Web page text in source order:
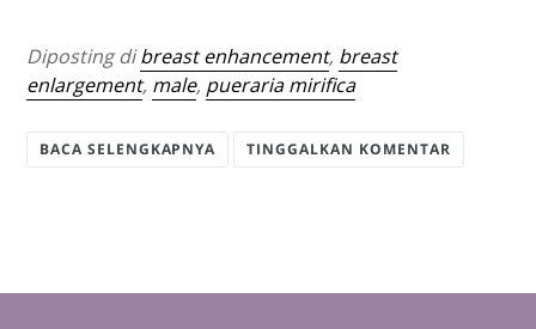
Diposting dibreast enhancement, breast
enlargement, male, pueraria mirifica
BACA SELENGKAPNYA TINGGALKAN KOMENTAR